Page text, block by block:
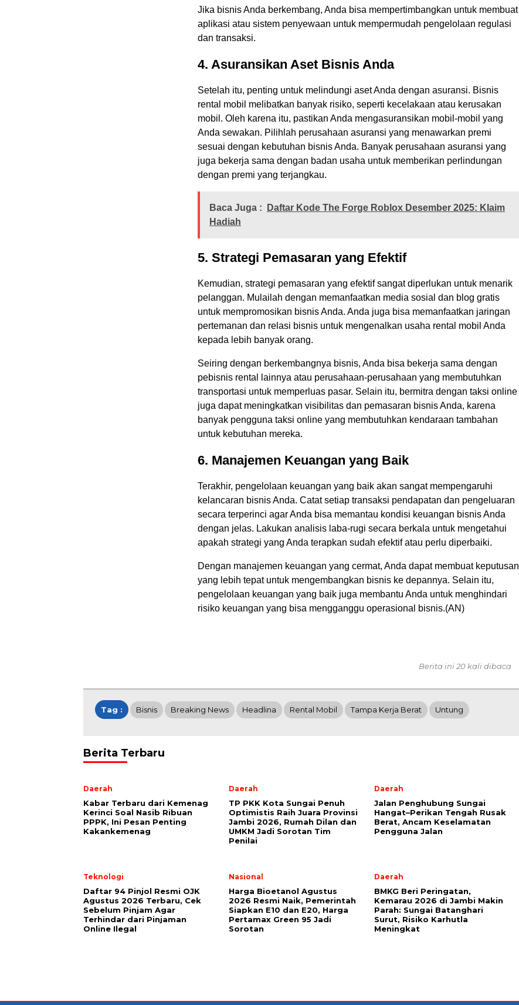
Jika bisnis Anda berkembang, Anda bisa mempertimbangkan untuk membuat
aplikasi atau sistem penyewaan untuk mempermudah pengelolaan regulasi
dan transaksi.
4. Asuransikan Aset Bisnis Anda
Setelah itu, penting untuk melindungi aset Anda dengan asuransi. Bisnis
rental mobil melibatkan banyak risiko, seperti kecelakaan atau kerusakan
mobil. Oleh karena itu, pastikan Anda mengasuransikan mobil-mobil yang
Anda sewakan. Pilihlah perusahaan asuransi yang menawarkan premi
sesuai dengan kebutuhan bisnis Anda. Banyak perusahaan asuransi yang
juga bekerja sama dengan badan usaha untuk memberikan perlindungan
dengan premi yang terjangkau.
Baca Juga :
Daftar Kode The Forge Roblox Desember 2025: Klaim
Hadiah
5. Strategi Pemasaran yang Efektif
Kemudian, strategi pemasaran yang efektif sangat diperlukan untuk menarik
pelanggan. Mulailah dengan memanfaatkan media sosial dan blog gratis
untuk mempromosikan bisnis Anda. Anda juga bisa memanfaatkan jaringan
pertemanan dan relasi bisnis untuk mengenalkan usaha rental mobil Anda
kepada lebih banyak orang.
Seiring dengan berkembangnya bisnis, Anda bisa bekerja sama dengan
pebisnis rental lainnya atau perusahaan-perusahaan yang membutuhkan
transportasi untuk memperluas pasar. Selain itu, bermitra dengan taksi online
juga dapat meningkatkan visibilitas dan pemasaran bisnis Anda, karena
banyak pengguna taksi online yang membutuhkan kendaraan tambahan
untuk kebutuhan mereka.
6. Manajemen Keuangan yang Baik
Terakhir, pengelolaan keuangan yang baik akan sangat mempengaruhi
kelancaran bisnis Anda. Catat setiap transaksi pendapatan dan pengeluaran
secara terperinci agar Anda bisa memantau kondisi keuangan bisnis Anda
dengan jelas. Lakukan analisis laba-rugi secara berkala untuk mengetahui
apakah strategi yang Anda terapkan sudah efektif atau perlu diperbaiki.
Dengan manajemen keuangan yang cermat, Anda dapat membuat keputusan
yang lebih tepat untuk mengembangkan bisnis ke depannya. Selain itu,
pengelolaan keuangan yang baik juga membantu Anda untuk menghindari
risiko keuangan yang bisa mengganggu operasional bisnis.(AN)
Berita ini 20 kali dibaca
Tag : Bisnis Breaking News Headlina Rental Mobil Tampa Kerja Berat Untung
Berita Terbaru
Daerah
Kabar Terbaru dari Kemenag
Kerinci Soal Nasib Ribuan
PPPK, Ini Pesan Penting
Kakankemenag
Daerah
TP PKK Kota Sungai Penuh
Optimistis Raih Juara Provinsi
Jambi 2026, Rumah Dilan dan
UMKM Jadi Sorotan Tim
Penilai
Daerah
Jalan Penghubung Sungai
Hangat–Perikan Tengah Rusak
Berat, Ancam Keselamatan
Pengguna Jalan
Teknologi
Daftar 94 Pinjol Resmi OJK
Agustus 2026 Terbaru, Cek
Sebelum Pinjam Agar
Terhindar dari Pinjaman
Online Ilegal
Nasional
Harga Bioetanol Agustus
2026 Resmi Naik, Pemerintah
Siapkan E10 dan E20, Harga
Pertamax Green 95 Jadi
Sorotan
Daerah
BMKG Beri Peringatan,
Kemarau 2026 di Jambi Makin
Parah: Sungai Batanghari
Surut, Risiko Karhutla
Meningkat